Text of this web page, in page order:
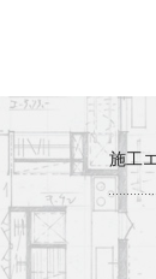
施工